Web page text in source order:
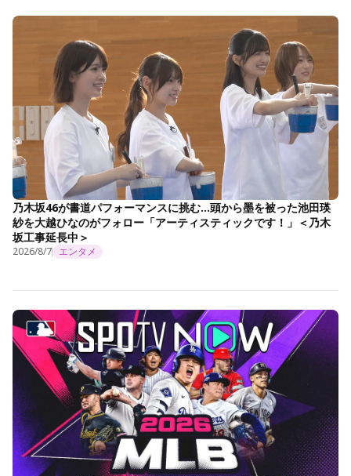
乃木坂46が書道パフォーマンスに挑む…頭から墨を被った池田瑛
紗を大越ひなのがフォロー「アーティスティックです！」＜乃木
坂工事延長中＞
2026/8/7 エンタメ